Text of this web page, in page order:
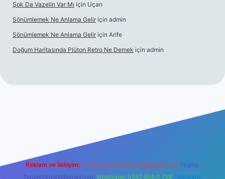
Şok Da Vazelin Var Mı için Uçan
Sönümlemek Ne Anlama Gelir için admin
Sönümlemek Ne Anlama Gelir için Arife
Doğum Haritasında Plüton Retro Ne Demek için admin
Reklam ve İletişim: E-mail: backlinkpaneli@gmail.com Teams:
forumhizmeti@gmail.com Whatsapp: 0262 606 0 726 Telegram: